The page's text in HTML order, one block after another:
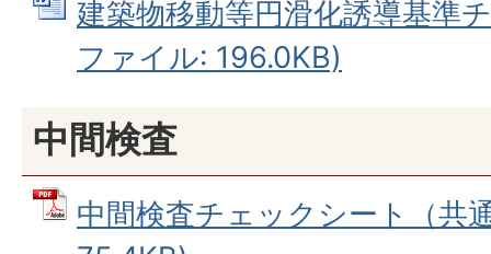
建築物移動等円滑化誘導基準
ファイル: 196.0KB)
中間検査
中間検査チェックシート（共